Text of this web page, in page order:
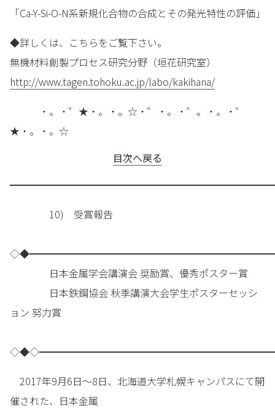
「Ca-Y-Si-O-N系新規化合物の合成とその発光特性の評価」
◆詳しくは、こちらをご覧下さい。
無機材料創製プロセス研究分野（垣花研究室）
http://www.tagen.tohoku.ac.jp/labo/kakihana/
・。・゜★・。・。☆・゜・。・゜。・。・゜
★・。・。☆
目次へ戻る
10) 受賞報告
日本金属学会講演会 奨励賞、優秀ポスター賞
日本鉄鋼協会 秋季講演大会学生ポスターセッシ
ョン 努力賞
2017年9月6日～8日、北海道大学札幌キャンパスにて開
催された、日本金属